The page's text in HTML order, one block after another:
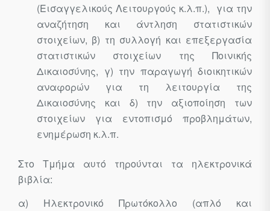
(Εισαγγελικούς Λειτουργούς κ.λ.π.), για την
αναζήτηση και άντληση στατιστικών
στοιχείων, β) τη συλλογή και επεξεργασία
στατιστικών στοιχείων της Ποινικής
Δικαιοσύνης, γ) την παραγωγή διοικητικών
αναφορών για τη λειτουργία της
Δικαιοσύνης και δ) την αξιοποίηση των
στοιχείων για εντοπισμό προβλημάτων,
ενημέρωση κ.λ.π.
Στο Τμήμα αυτό τηρούνται τα ηλεκτρονικά
βιβλία:
α) Ηλεκτρονικό Πρωτόκολλο (απλό και